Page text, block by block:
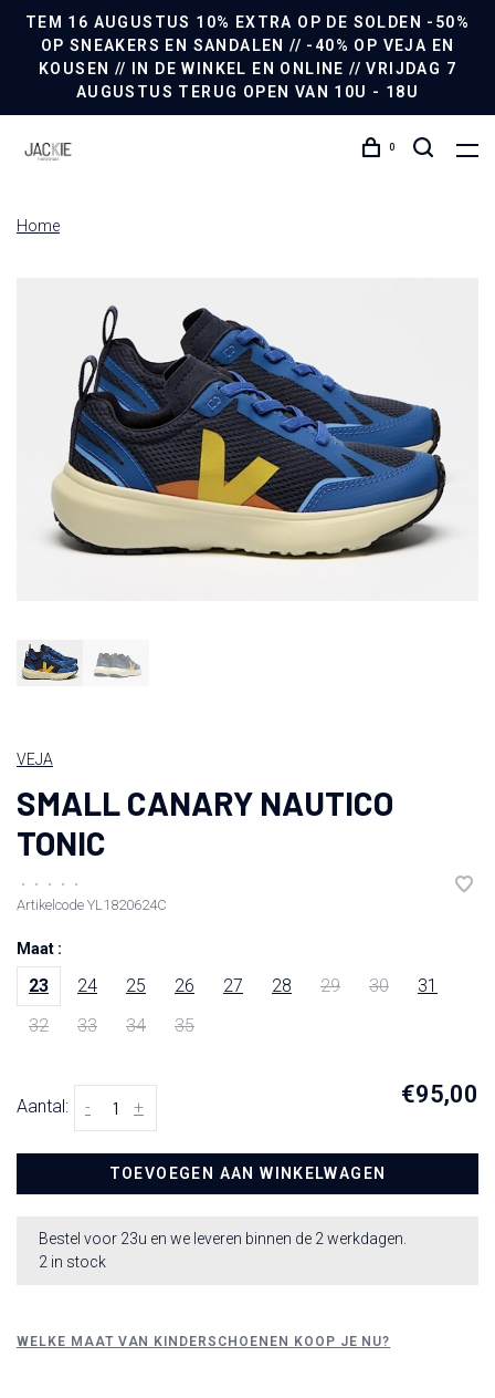
TEM 16 AUGUSTUS 10% EXTRA OP DE SOLDEN -50%
OP SNEAKERS EN SANDALEN // -40% OP VEJA EN
KOUSEN // IN DE WINKEL EN ONLINE // VRIJDAG 7
AUGUSTUS TERUG OPEN VAN 10U - 18U
0
Home
VEJA
SMALL CANARY NAUTICO
TONIC
• • • •
•
Artikelcode YL1820624C
Maat :
23 24 25 26 27 28 29 30
31
32
33 34 35
Aantal: +
- €95,00
TOEVOEGEN AAN WINKELWAGEN
Bestel voor 23u en we leveren binnen de 2 werkdagen.
2 in stock
WELKE MAAT VAN KINDERSCHOENEN KOOP JE NU?